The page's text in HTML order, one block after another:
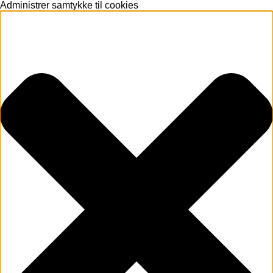
Administrer samtykke til cookies